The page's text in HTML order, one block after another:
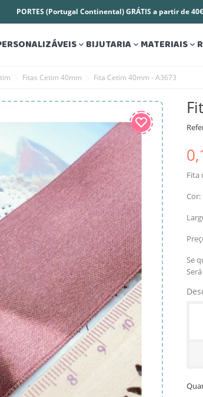
PORTES (Portugal Continental) GRÁTIS a partir de
 BIJUTARIA MATERIAIS
Fitas Cetim 40mm Fita Cetim 40mm - A3673
Fita
Cor:
Se